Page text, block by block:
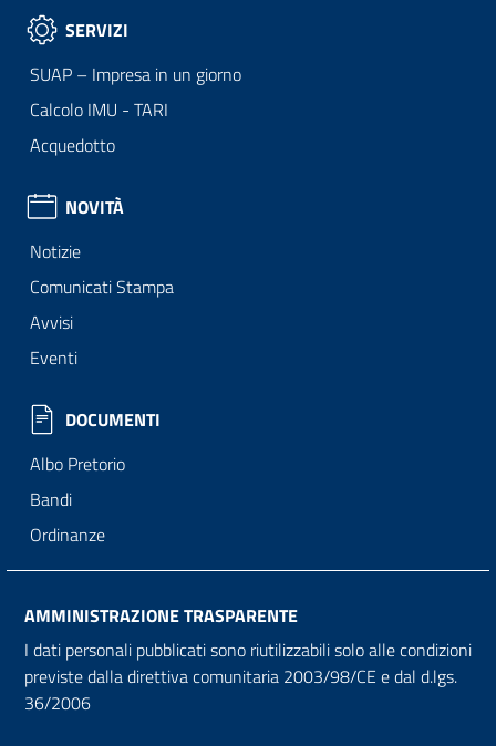
SERVIZI
SUAP – Impresa in un giorno
Calcolo IMU - TARI
Acquedotto
NOVITÀ
Notizie
Comunicati Stampa
Avvisi
Eventi
DOCUMENTI
Albo Pretorio
Bandi
Ordinanze
AMMINISTRAZIONE TRASPARENTE
I dati personali pubblicati sono riutilizzabili solo alle condizioni
previste dalla direttiva comunitaria 2003/98/CE e dal d.lgs.
36/2006